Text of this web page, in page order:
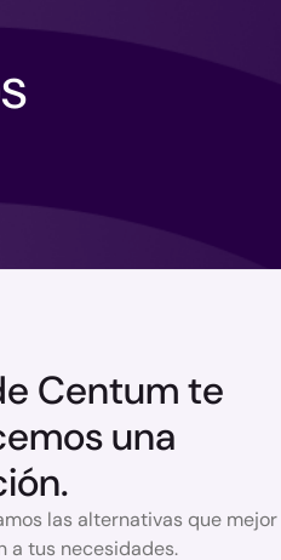
Centum te
una
las alternativas que mejor
a tus necesidades.